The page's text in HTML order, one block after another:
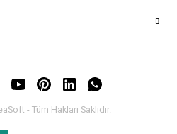
- Tüm Hakları Saklıdır.